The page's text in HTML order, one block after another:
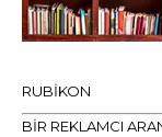
RUBİKON
BİR REKLAMCI